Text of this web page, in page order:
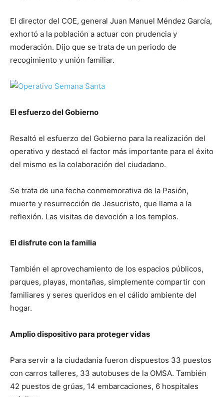
El director del COE, general Juan Manuel Méndez García,
exhortó a la población a actuar con prudencia y
moderación. Dijo que se trata de un periodo de
recogimiento y unión familiar.
El esfuerzo del Gobierno
Resaltó el esfuerzo del Gobierno para la realización del
operativo y destacó el factor más importante para el éxito
del mismo es la colaboración del ciudadano.
Se trata de una fecha conmemorativa de la Pasión,
muerte y resurrección de Jesucristo, que llama a la
reflexión. Las visitas de devoción a los templos.
El disfrute con la familia
También el aprovechamiento de los espacios públicos,
parques, playas, montañas, simplemente compartir con
familiares y seres queridos en el cálido ambiente del
hogar.
Amplio dispositivo para proteger vidas
Para servir a la ciudadanía fueron dispuestos 33 puestos
con carros talleres, 33 autobuses de la OMSA. También
42 puestos de grúas, 14 embarcaciones, 6 hospitales